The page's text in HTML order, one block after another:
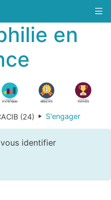
en
(24) S'engager
identifier